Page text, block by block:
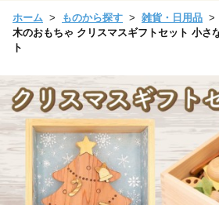
ホーム ものから探す 雑貨・日用品
木のおもちゃ クリスマスギフトセット 小さ
ト